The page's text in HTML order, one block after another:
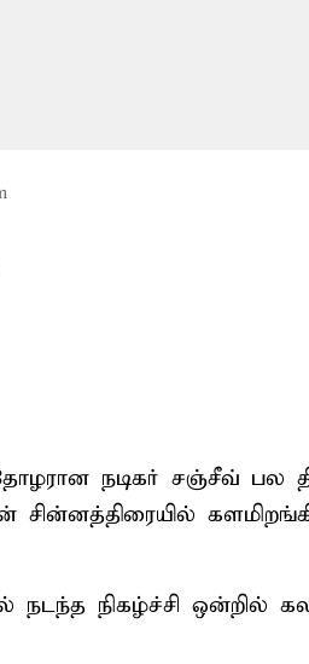
நடிகர் சஞ்சீவ் பல
சின்னத்திரையில்
நடந்த நிகழ்ச்சி ஒன்றில்